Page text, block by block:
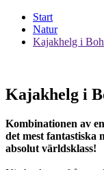
Start
Natur
Kajakhelg i
Kajakhelg i
Kombinationen av
det mest fantastiska
absolut världsklass!